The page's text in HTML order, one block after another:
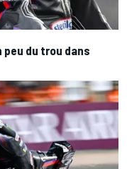
peu du trou dans